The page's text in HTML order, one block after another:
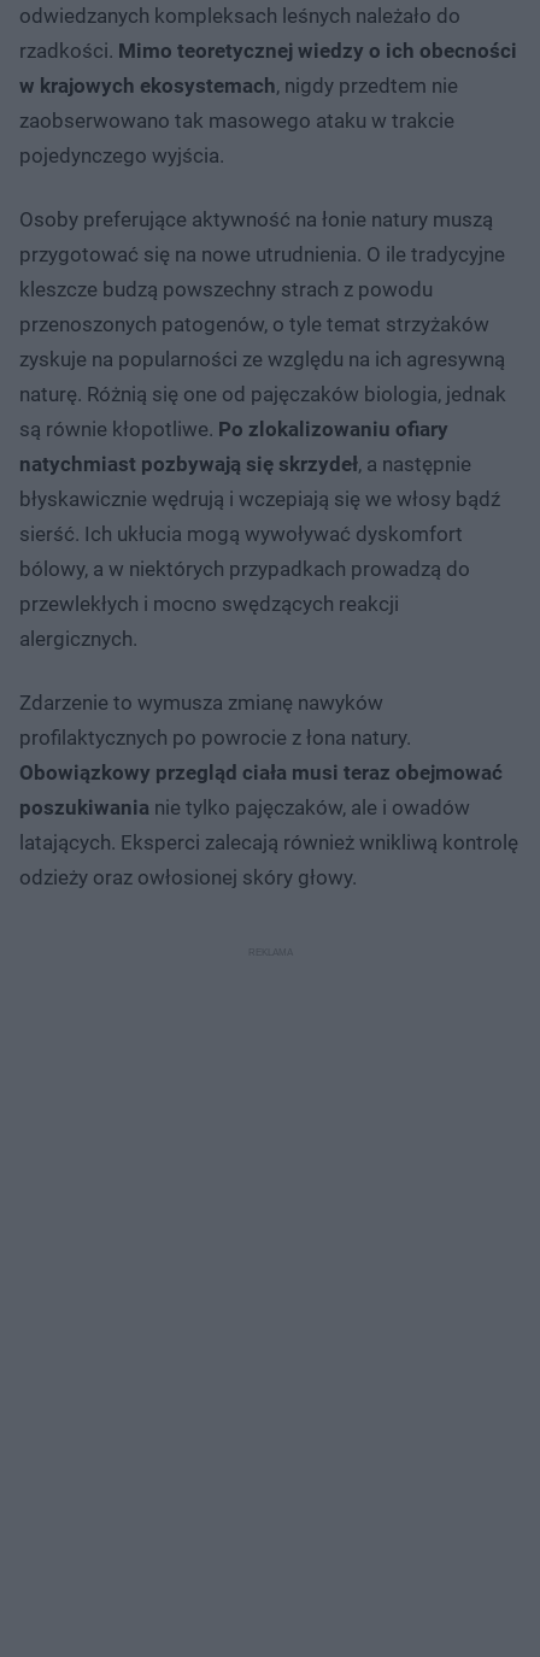
odwiedzanych kompleksach leśnych należało do
rzadkości. Mimo teoretycznej wiedzy o ich obecności
w krajowych ekosystemach, nigdy przedtem nie
zaobserwowano tak masowego ataku w trakcie
pojedynczego wyjścia.
Osoby preferujące aktywność na łonie natury muszą
przygotować się na nowe utrudnienia. O ile tradycyjne
kleszcze budzą powszechny strach z powodu
przenoszonych patogenów, o tyle temat strzyżaków
zyskuje na popularności ze względu na ich agresywną
naturę. Różnią się one od pajęczaków biologia, jednak
są równie kłopotliwe. Po zlokalizowaniu ofiary
natychmiast pozbywają się skrzydeł, a następnie
błyskawicznie wędrują i wczepiają się we włosy bądź
sierść. Ich ukłucia mogą wywoływać dyskomfort
bólowy, a w niektórych przypadkach prowadzą do
przewlekłych i mocno swędzących reakcji
alergicznych.
Zdarzenie to wymusza zmianę nawyków
profilaktycznych po powrocie z łona natury.
Obowiązkowy przegląd ciała musi teraz obejmować
poszukiwania nie tylko pajęczaków, ale i owadów
latających. Eksperci zalecają również wnikliwą kontrolę
odzieży oraz owłosionej skóry głowy.